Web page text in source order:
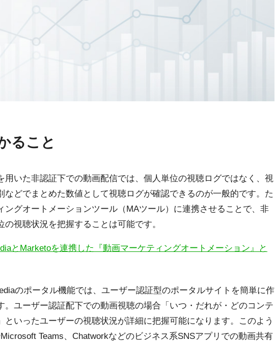
ること
用いた非認証下での動画配信では、個人単位の視聴ログではなく、視
などでまとめた数値として視聴ログが確認できるのが一般的です。た
ングオートメーションツール（MAツール）に連携させることで、非
視聴状況を把握することは可能です。
とMarketoを連携した『動画マーケティングオートメーション』と
のポータル機能では、ユーザー認証型のポータルサイトを簡単に作
。ユーザー認証配下での動画視聴の場合「いつ・だれが・どのコンテ
といったユーザーの視聴状況が詳細に把握可能になります。このよう
Teams、Chatworkなどのビジネス系SNSアプリでの動画共有